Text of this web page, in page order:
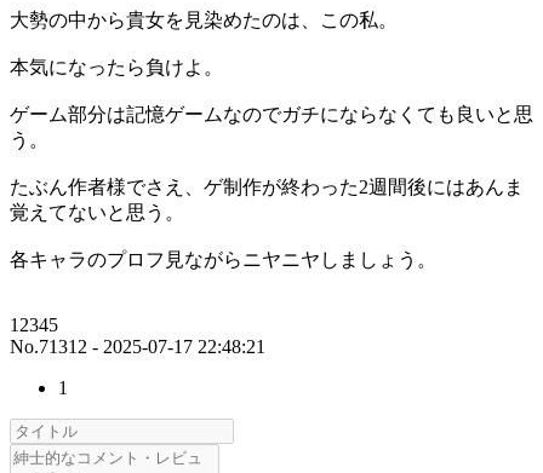
大勢の中から貴女を見染めたのは、この私。
本気になったら負けよ。
ゲーム部分は記憶ゲームなのでガチにならなくても良いと思
う。
たぶん作者様でさえ、ゲ制作が終わった2週間後にはあんま
覚えてないと思う。
各キャラのプロフ見ながらニヤニヤしましょう。
12345
No.71312 - 2025-07-17 22:48:21
1